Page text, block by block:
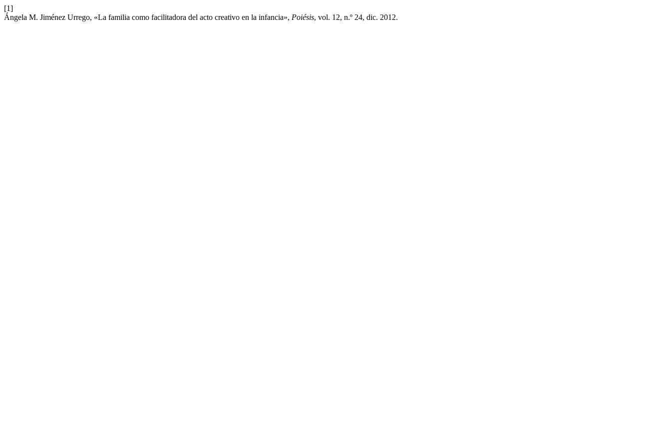
[1]
Ángela M. Jiménez Urrego, «La familia como facilitadora del acto creativo en la infancia», Poiésis, vol. 12, n.º 24, dic. 2012.